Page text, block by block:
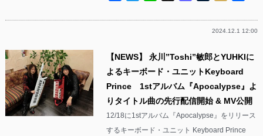
2024.12.1 12:00
【NEWS】 永川”Toshi”敏郎とYUHKIに
よるキーボード・ユニットKeyboard
Prince 1stアルバム『Apocalypse』よ
りタイトル曲の先行配信開始 & MV公開
12/18に1stアルバム『Apocalypse』をリリース
するキーボード・ユニット Keyboard Prince